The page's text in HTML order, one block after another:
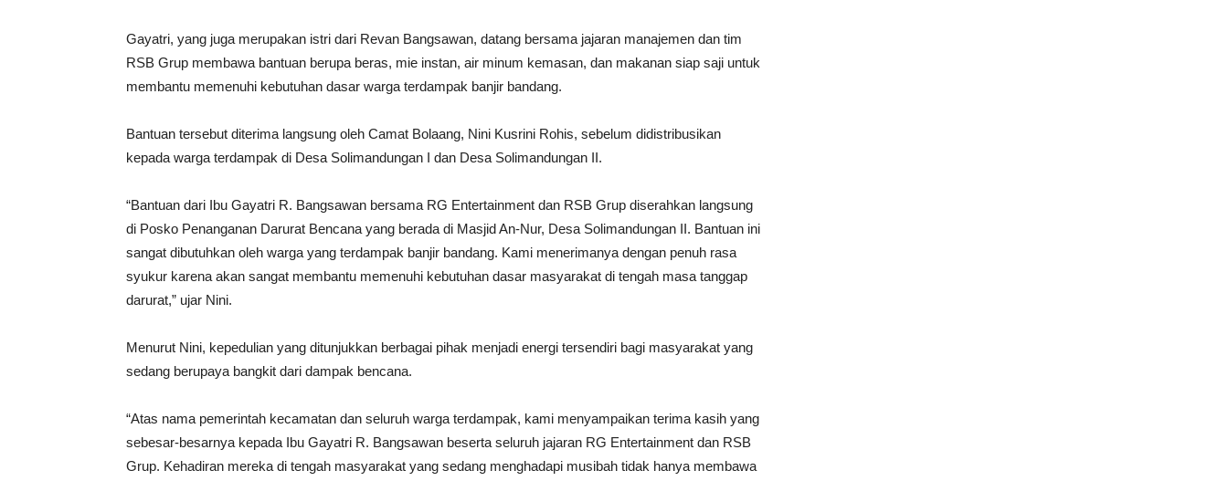
Gayatri, yang juga merupakan istri dari Revan Bangsawan, datang bersama jajaran manajemen dan tim
RSB Grup membawa bantuan berupa beras, mie instan, air minum kemasan, dan makanan siap saji untuk
membantu memenuhi kebutuhan dasar warga terdampak banjir bandang.
Bantuan tersebut diterima langsung oleh Camat Bolaang, Nini Kusrini Rohis, sebelum didistribusikan
kepada warga terdampak di Desa Solimandungan I dan Desa Solimandungan II.
“Bantuan dari Ibu Gayatri R. Bangsawan bersama RG Entertainment dan RSB Grup diserahkan langsung
di Posko Penanganan Darurat Bencana yang berada di Masjid An-Nur, Desa Solimandungan II. Bantuan ini
sangat dibutuhkan oleh warga yang terdampak banjir bandang. Kami menerimanya dengan penuh rasa
syukur karena akan sangat membantu memenuhi kebutuhan dasar masyarakat di tengah masa tanggap
darurat,” ujar Nini.
Menurut Nini, kepedulian yang ditunjukkan berbagai pihak menjadi energi tersendiri bagi masyarakat yang
sedang berupaya bangkit dari dampak bencana.
“Atas nama pemerintah kecamatan dan seluruh warga terdampak, kami menyampaikan terima kasih yang
sebesar-besarnya kepada Ibu Gayatri R. Bangsawan beserta seluruh jajaran RG Entertainment dan RSB
Grup. Kehadiran mereka di tengah masyarakat yang sedang menghadapi musibah tidak hanya membawa